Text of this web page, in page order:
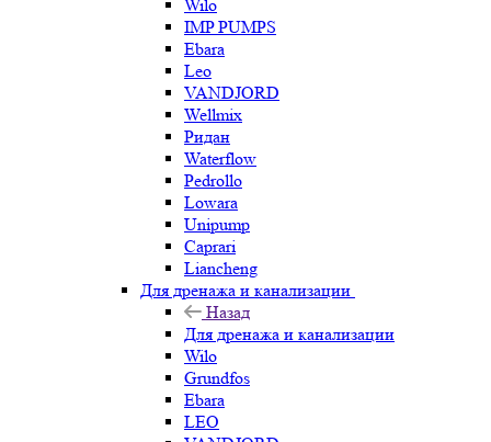
Wilo
IMP PUMPS
Ebara
Leo
VANDJORD
Wellmix
Ридан
Waterflow
Pedrollo
Lowara
Unipump
Caprari
Liancheng
Для дренажа и канализации
Назад
Для дренажа и канализации
Wilo
Grundfos
Ebara
LEO